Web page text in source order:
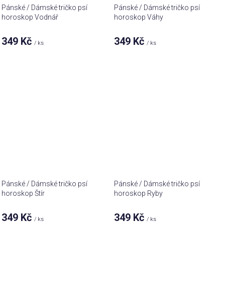
Pánské / Dámské tričko psí
horoskop Vodnář
349 Kč / ks
Pánské / Dámské tričko psí
horoskop Váhy
349 Kč / ks
Pánské / Dámské tričko psí
horoskop Štír
349 Kč/ ks
Pánské / Dámské tričko psí
horoskop Ryby
349 Kč/ ks